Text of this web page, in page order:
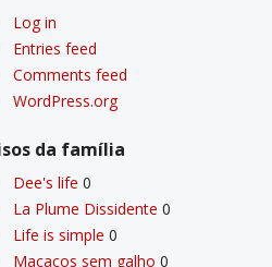
Log in
Entries feed
Comments feed
WordPress.org
da famí­lia
Dee's life 0
La Plume Dissidente 0
Life is simple 0
Macacos sem galho 0